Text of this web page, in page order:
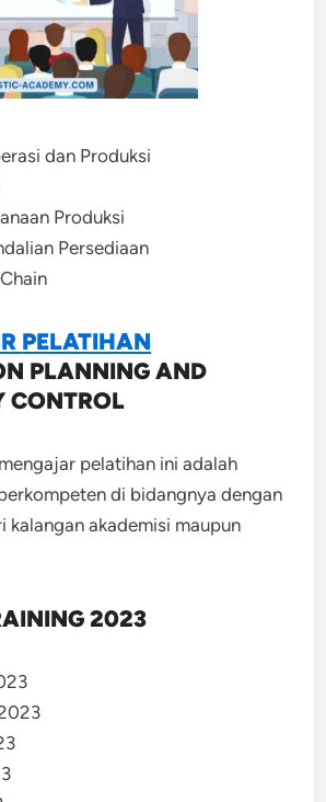
dan Produksi
Produksi
Persediaan
PELATIHAN
PLANNING AND
CONTROL
pelatihan ini adalah
di bidangnya dengan
kalangan akademisi maupun
2023